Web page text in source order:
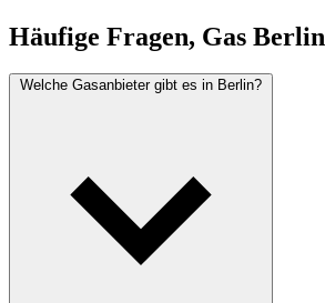
Häufige Fragen, Gas Berlin
Welche Gasanbieter gibt es in Berlin?